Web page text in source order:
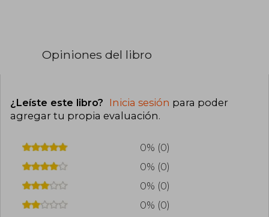
Opiniones del libro
¿Leíste este libro? Inicia sesión para poder
agregar tu propia evaluación.
0% (0)
0% (0)
0% (0)
0% (0)